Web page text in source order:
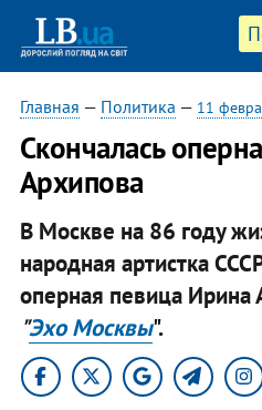
Главная — Политика — 11
Скончалась
Архипова
В Москве на 86 году
народная артистка
оперная певица Ирина
"Эхо Москвы".